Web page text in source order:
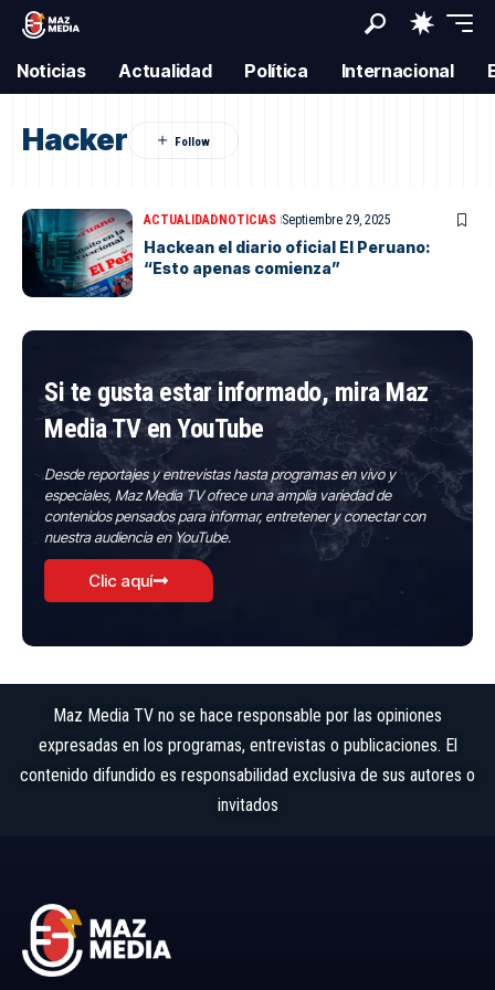
Noticias Actualidad Política Internacional
Hacker
ACTUALIDADNOTICIAS Septiembre 29, 2025
Hackean el diario oficial El Peruano:
“Esto apenas comienza”
Si te gusta estar informado, mira Maz
Media TV en YouTube
Desde reportajes y entrevistas hasta programas en vivo y
especiales, Maz Media TV ofrece una amplia variedad de
contenidos pensados para informar, entretener y conectar con
nuestra audiencia en YouTube.
Clic aquí
Maz Media TV no se hace responsable por las opiniones
expresadas en los programas, entrevistas o publicaciones. El
contenido difundido es responsabilidad exclusiva de sus autores o
invitados